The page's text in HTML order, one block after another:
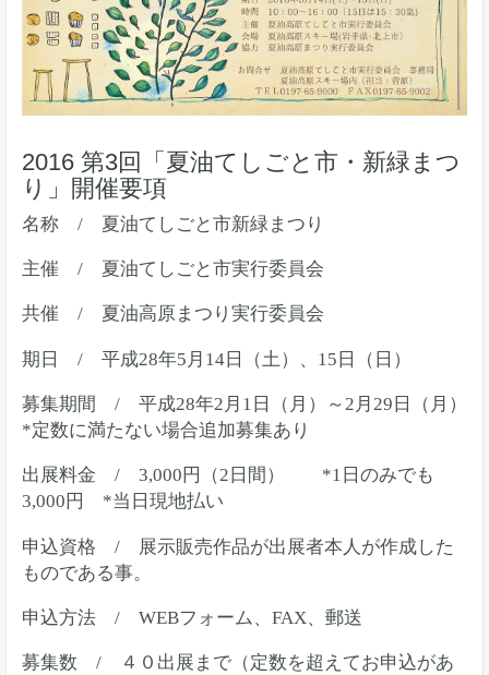
2016 第3回「夏油てしごと市・新緑まつ
り」開催要項
名称 / 夏油てしごと市新緑まつり
主催 / 夏油てしごと市実行委員会
共催 / 夏油高原まつり実行委員会
期日 / 平成28年5月14日（土）、15日（日）
募集期間 / 平成28年2月1日（月）～2月29日（月）
*定数に満たない場合追加募集あり
出展料金 / 3,000円（2日間） *1日のみでも
3,000円 *当日現地払い
申込資格 / 展示販売作品が出展者本人が作成した
ものである事。
申込方法 / WEBフォーム、FAX、郵送
募集数 / ４０出展まで（定数を超えてお申込があ